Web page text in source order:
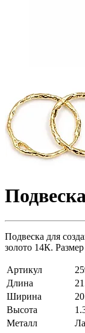
Подвеска для
золото 14К.
Артикул
Длина
Ширина
Высота
Металл